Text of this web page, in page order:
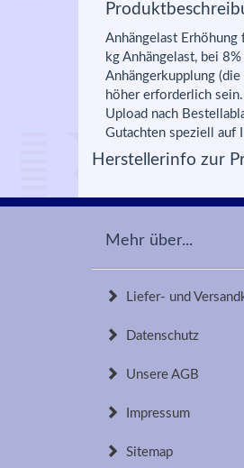
Anhängelast
kg Anhängelast, bei
Anhängerkupplung
höher erforderlich
Upload nach
Gutachten speziell auf
Herstellerinfo zur
Mehr über...
Liefer- und
Datenschutz
Unsere AGB
Impressum
Sitemap